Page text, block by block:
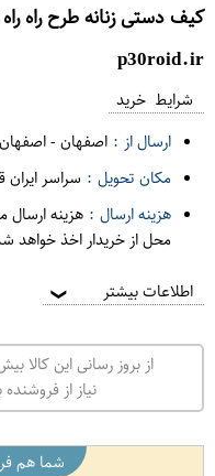
کیف دستی زنانه طرح راه راه کد
p30roid.ir
شرایط خرید
ارسال از : اصفهان-اصفهان
مکان تحویل : سراسر
هزینه ارسال : هزینه ارسال
محل از خریدار اخذ خواهد
اطلاعات بیشتر ❯
از بروز رسانی این
نیاز از
شما هم